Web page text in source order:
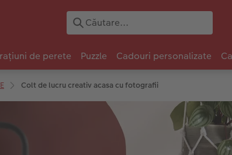
de perete Puzzle Cadouri personalizate
Colt de lucru creativ acasa cu fotografii